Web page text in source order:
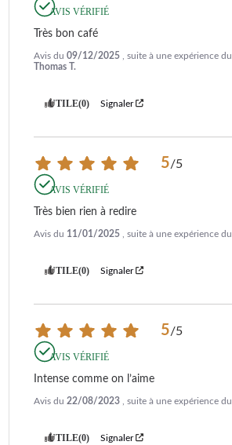
AVIS VÉRIFIÉ
Très bon café
Avis du 09/12/2025 , suite à une expérience du
Thomas T.
UTILE(0) Signaler
5/5
AVIS VÉRIFIÉ
Très bien rien à redire
Avis du 11/01/2025 , suite à une expérience du
UTILE(0) Signaler
5/5
AVIS VÉRIFIÉ
Intense comme on l’aime
Avis du 22/08/2023 , suite à une expérience du
UTILE(0) Signaler